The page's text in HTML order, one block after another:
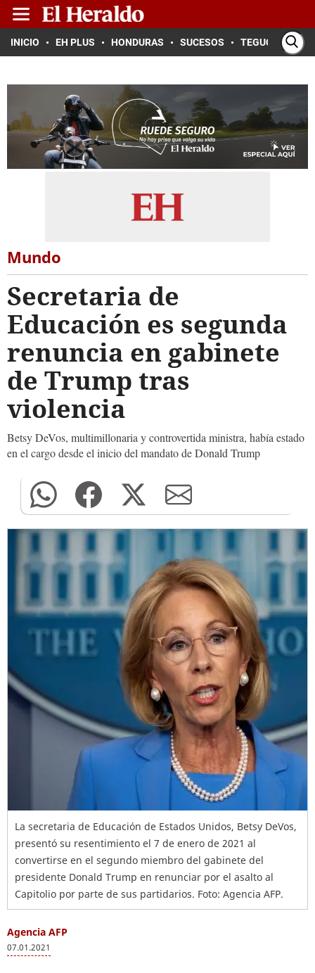
INICIO EH PLUS HONDURAS SUCESOS TEGUCIGALPA
Mundo
Secretaria de
Educación es segunda
renuncia en gabinete
de Trump tras
violencia
Betsy DeVos, multimillonaria y controvertida ministra, había estado
en el cargo desde el inicio del mandato de Donald Trump
La secretaria de Educación de Estados Unidos, Betsy DeVos,
presentó su resentimiento el 7 de enero de 2021 al
convertirse en el segundo miembro del gabinete del
presidente Donald Trump en renunciar por el asalto al
Capitolio por parte de sus partidarios. Foto: Agencia AFP.
Agencia AFP
07.01.2021